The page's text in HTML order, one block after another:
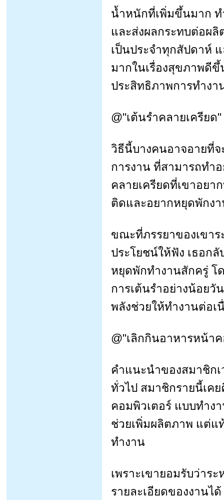
น้ำหนักที่เพิ่มขึ้นมาก ท
และส่งผลกระทบต่อผ
เป็นประจำทุกสัปดาห์
มากในเรื่องสุขภาพดี
ประสิทธิภาพการทำง
@"เต้นรำคลายเครียด"
วิธีนี้บางคนอาจอายที่
การงาน ที่สามารถทำ
คลายเครียดที่เขาอยา
ติดและอยากหยุดพักงา
ขณะที่ภรรยาของเขา
ประโยชน์ให้ฟัง เธอก
หยุดพักทำงานสักครู่ โ
การเต้นรำอย่างน้อย
พลังช่วยให้ทำงานต่อเ
@"เลิกกินอาหารหน้า
คำแนะนำของสมาชิก
ทั่วไป สมาชิกรายนี้เค
คอมพิวเตอร์ แบบทำง
ช่วยเพิ่มผลิตภาพ แต่แ
ทำงาน
เพราะเขายอมรับว่าร
รายละเอียดของงานไ